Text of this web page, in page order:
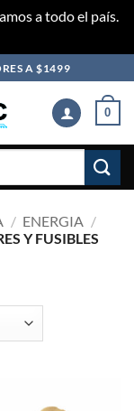
a todo el país.
A $1499
0
/ ENERGIA /
Y FUSIBLES